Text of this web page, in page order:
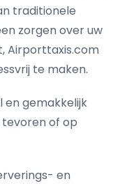
traditionele
zorgen over uw
Airporttaxis.com
te maken.
en gemakkelijk
of op
en